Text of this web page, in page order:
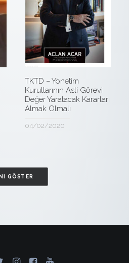
TKTD – Yönetim
Kurullarının Asli Görevi
Değer Yaratacak Kararları
Almak Olmalı
04/02/2020
GÖSTER